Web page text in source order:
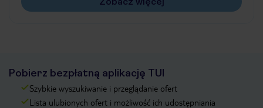
Pobierz bezpłatną aplikację TUI
Szybkie wyszukiwanie i przeglądanie ofert
Lista ulubionych ofert i możliwość ich udostępniania